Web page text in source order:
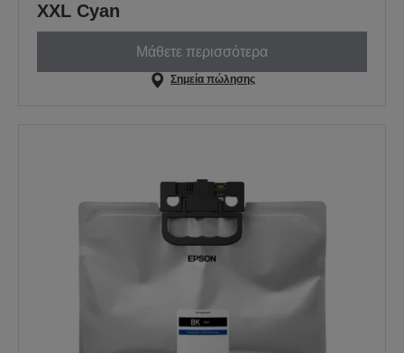
XXL Cyan
Μάθετε περισσότερα
Σημεία πώλησης